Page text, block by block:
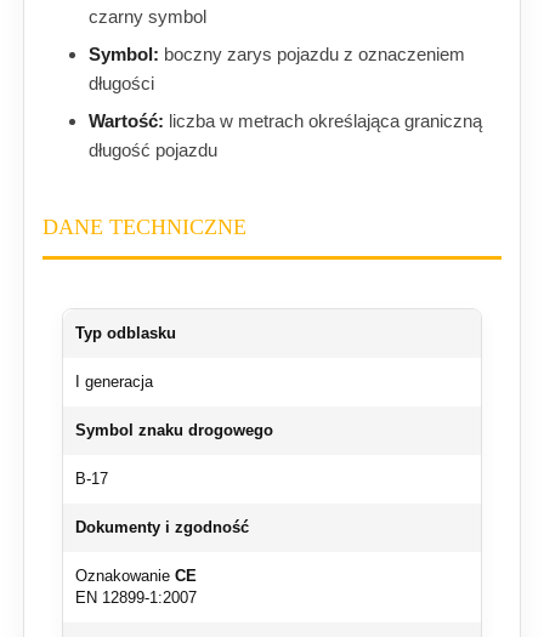
czarny symbol
Symbol: boczny zarys pojazdu z oznaczeniem
długości
Wartość: liczba w metrach określająca graniczną
długość pojazdu
DANE TECHNICZNE
Typ odblasku
I generacja
Symbol znaku drogowego
B-17
Dokumenty i zgodność
Oznakowanie CE
EN 12899-1:2007